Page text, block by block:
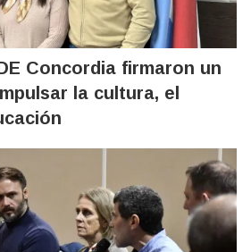
Concordia firmaron un
la cultura, el